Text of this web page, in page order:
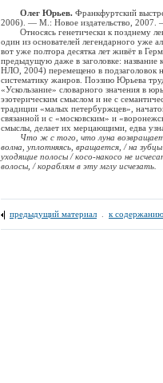
Олег Юрьев. Франкфуртский
2006). — М.: Новое издательство, 2007.
Относясь генетически к позднему
один из основателей легендарного уже
вот уже полтора десятка лет живёт в
предыдущую даже в заголовке:
НЛО, 2004) перемещено в подзаголовок
систематику жанров. Поэзию Юрьева
«Ускользание» словарного значения в
эзотерическим смыслом и не с
традиции «малых петербуржцев»,
связанной и с «московским» и
смыслы, делает их мерцающими, едва
Что ж с того, что луна
волна, уплотняясь, вращается, / на
уходящие полосы / косо-накосо не
волосы, / кораблям в эту мглу исчезать.
предыдущий материал к